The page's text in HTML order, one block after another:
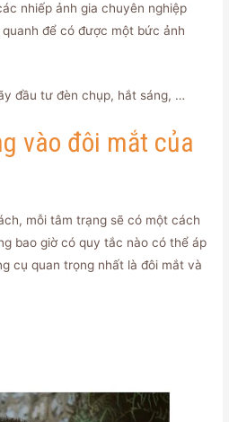
nhiếp ảnh gia chuyên nghiệp
để có được một bức ảnh
đầu tư đèn chụp, hắt sáng, …
vào đôi mắt của
mỗi tâm trạng sẽ có một cách
bao giờ có quy tắc nào có thể áp
cụ quan trọng nhất là đôi mắt và